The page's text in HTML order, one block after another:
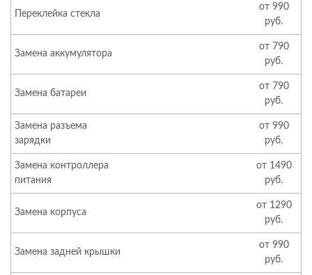
Переклейка стекла
от 990
руб.
Замена аккумулятора
от 790
руб.
Замена батареи
от 790
руб.
Замена разъема
зарядки
от 990
руб.
Замена контроллера
питания
от 1490
руб.
Замена корпуса
от 1290
руб.
Замена задней крышки
от 990
руб.